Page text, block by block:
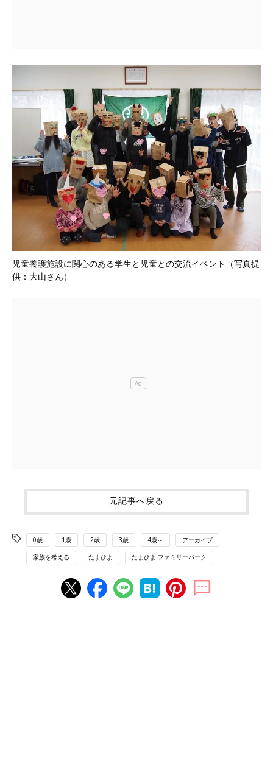
児童養護施設に関心のある学生と児童との交流イベント（写真提
供：大山さん）
元記事へ戻る
0歳 1歳 2歳 3歳 4歳～ アーカイブ
家族を考える たまひよ たまひよ ファミリーパーク